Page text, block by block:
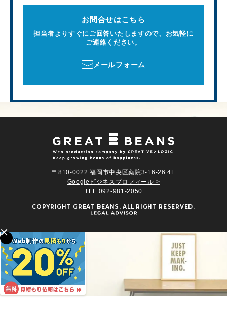
お問合せはこちら
担当者よりすぐにご回答いたしますので、お気軽に
ご連絡ください。
メールフォーム
〒810-0022 福岡市中央区薬院3-16-26 4F
Googleビジネスプロフィール >
TEL:092-981-2050
COPYRIGHT GREAT BEANS , ALL RIGHT RESERVED.